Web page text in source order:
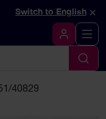
sida
Switch to English ×
Logga in
Sök
40829